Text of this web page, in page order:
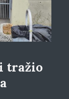
tražio